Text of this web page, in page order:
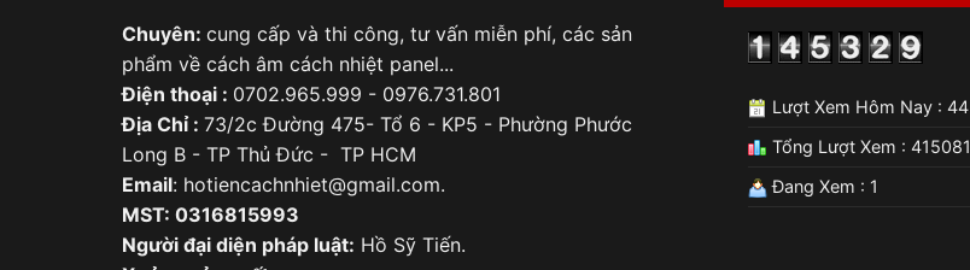
Chuyên: cung cấp và thi công, tư vấn miễn phí, các sản
phẩm về cách âm cách nhiệt panel...
Điện thoại : 0702.965.999 - 0976.731.801
Địa Chỉ : 73/2c Đường 475- Tổ 6 - KP5 - Phường Phước
Long B - TP Thủ Đức - TP HCM
Email: hotiencachnhiet@gmail.com.
MST: 0316815993
Người đại diện pháp luật: Hồ Sỹ Tiến.
Lượt Xem Hôm Nay : 44
Tổng Lượt Xem : 415081
Đang Xem : 1